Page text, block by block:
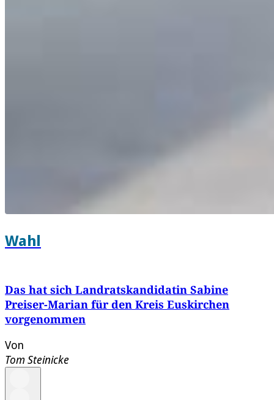
Wahl
Das hat sich Landratskandidatin Sabine
Preiser-Marian für den Kreis Euskirchen
vorgenommen
Von
Tom Steinicke